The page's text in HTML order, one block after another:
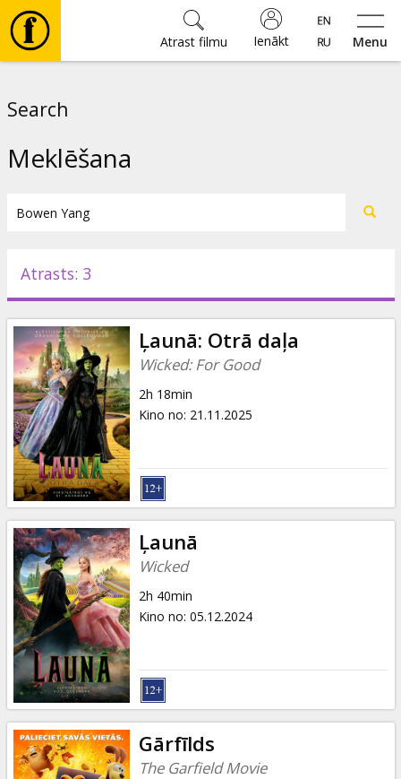
Menu
Ienākt
Atrast filmu
Pasākumi
Ziņas
Dāvanu
kartes
Uzkodas
B2B
Kino
Klubs
Search
Meklēšana
Atrasts: 3
Ļaunā: Otrā daļa
Wicked: For Good
2h 18min
Kino no: 21.11.2025
Ļaunā
Wicked
2h 40min
Kino no: 05.12.2024
Gārfīlds
The Garfield Movie